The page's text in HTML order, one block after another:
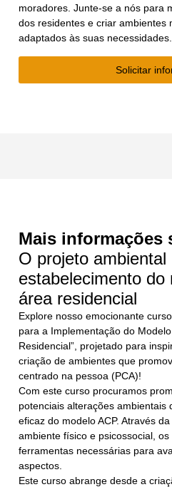
moradores. Junte-se a nós para
dos residentes e criar ambientes
adaptados às suas necessidades.
Solicitar
Mais informações
O projeto ambiental
estabelecimento do
área residencial
Explore nosso emocionante
para a Implementação do
Residencial”, projetado para
criação de ambientes que
centrado na pessoa (PCA)!
Com este curso procuramos
potenciais alterações ambientais
eficaz do modelo ACP. Através
ambiente físico e psicossocial,
ferramentas necessárias para
aspectos.
Este curso abrange desde a